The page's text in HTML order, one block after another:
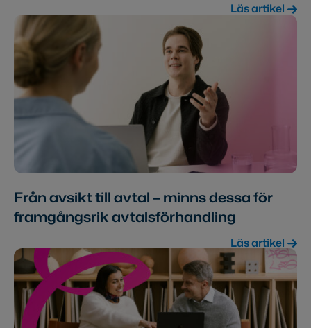
Läs artikel
Från avsikt till avtal – minns dessa för
framgångsrik avtalsförhandling
Läs artikel